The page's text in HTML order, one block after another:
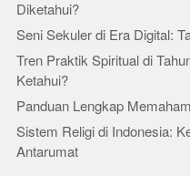
Diketahui?
Seni Sekuler di Era Digital:
Tren Praktik Spiritual di
Ketahui?
Panduan Lengkap
Sistem Religi di Indonesia:
Antarumat